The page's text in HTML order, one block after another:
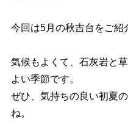
今回は5月の秋吉台をご紹
気候もよくて、石灰岩と
よい季節です。
ぜひ、気持ちの良い初夏
ね。